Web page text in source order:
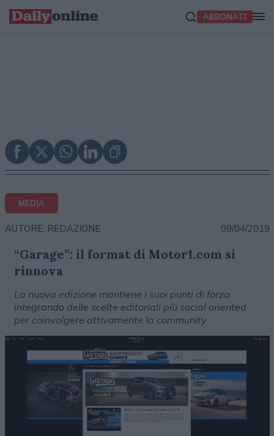
ABBONATI
MEDIA
AUTORE: REDAZIONE 09/04/2019
“Garage”: il format di Motor1.com si
rinnova
La nuova edizione mantiene i suoi punti di forza
integrando delle scelte editoriali più social oriented
per coinvolgere attivamente la community